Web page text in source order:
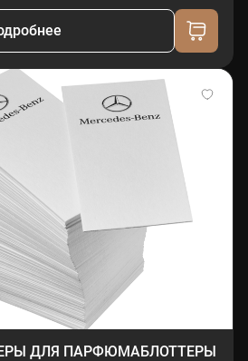
ДЛЯ ПАРФЮМАБЛОТТЕРЫ